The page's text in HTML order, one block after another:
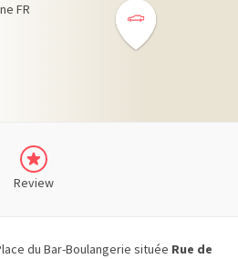
FR
Review
du Bar-Boulangerie située Rue de